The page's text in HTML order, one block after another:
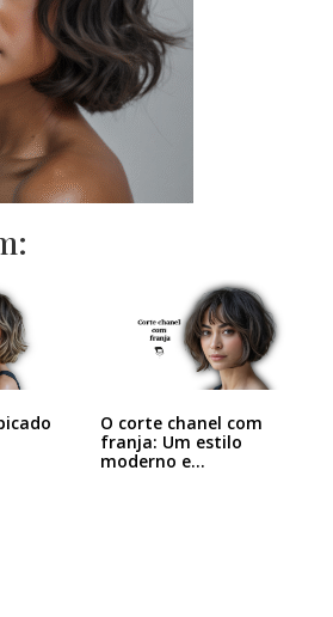
O corte chanel com
franja: Um estilo
moderno e…